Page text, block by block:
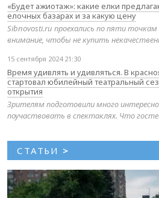
«Будет ажиотаж»: какие елки
елочных базарах и за какую цену
Sibnovosti.ru проехались по пяти
внимание, чтобы не купить
15 сентября 2024 21:30
Время удивлять и удивляться. В
стартовал юбилейный театральный
открытия
Зрителям подготовили много
поучаствовать в спектаклях. Что
СТАТЬИ >